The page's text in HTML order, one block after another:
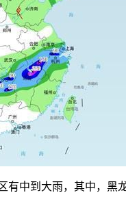
中到大雨，其中，黑